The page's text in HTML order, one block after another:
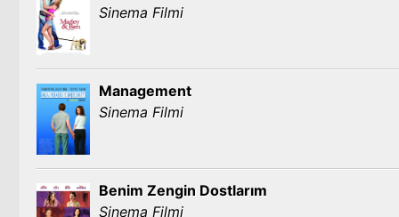
Sinema Filmi
Management
Sinema Filmi
Benim Zengin Dostlarım
Sinema Filmi